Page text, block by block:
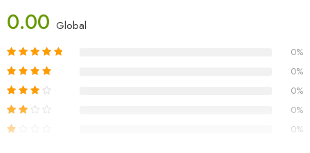
H)
La livraison contient :
8 x canapé d’angle
0.00 Global
0%
0%
0%
0%
0%